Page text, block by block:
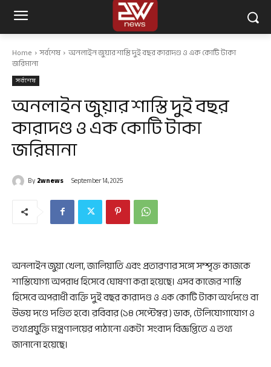
Home সর্বশেষ অনলাইন জুয়ার শাস্তি দুই বছর কারাদণ্ড ও এক কোটি টাকা
জরিমানা
সর্বশেষ
অনলাইন জুয়ার শাস্তি দুই বছর
কারাদণ্ড ও এক কোটি টাকা
জরিমানা
By2wnews September 14, 2025
অনলাইন জুয়া খেলা, জালিয়াতি এবং প্রতারণার সঙ্গে সম্পৃক্ত কাজকে
শাস্তিযোগ্য অপরাধ হিসেবে ঘোষণা করা হয়েছে। এসব কাজের শাস্তি
হিসেবে অপরাধী ব্যক্তি দুই বছর কারাদণ্ড ও এক কোটি টাকা অর্থদণ্ডে বা
উভয় দণ্ডে দণ্ডিত হবে। রবিবার (১৪ সেপ্টেম্বর ) ডাক, টেলিযোগাযোগ ও
তথ্যপ্রযুক্তি মন্ত্রণালয়ের পাঠানো একটা সংবাদ বিজ্ঞপ্তিতে এ তথ্য
জানানো হয়েছে।